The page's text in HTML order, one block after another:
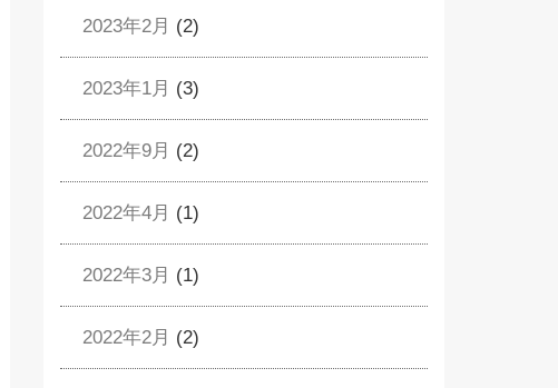
2023年2月 (2)
2023年1月 (3)
2022年9月 (2)
2022年4月 (1)
2022年3月 (1)
2022年2月 (2)